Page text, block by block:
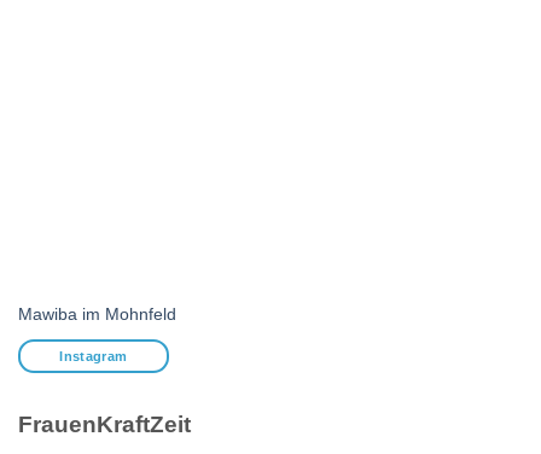
Mawiba im Mohnfeld
Instagram
FrauenKraftZeit